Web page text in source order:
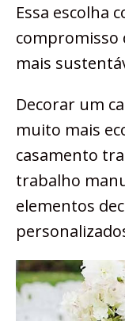
Essa escolha
compromisso
mais
Decorar um
muito mais
casamento
trabalho
elementos